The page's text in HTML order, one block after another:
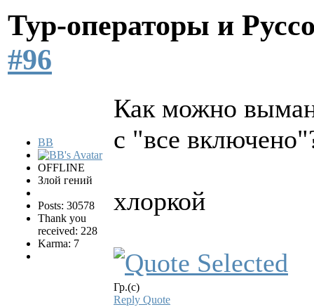
Тур-операторы и
#96
BB
OFFLINE
Злой гений
Posts: 30578
Thank you
received: 228
Karma: 7
Как можно
с "все
хлоркой
Гр.(с)
Reply Quote